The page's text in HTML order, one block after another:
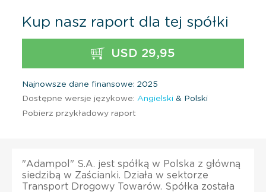
Kup nasz raport dla tej spółki
USD 29,95
Najnowsze dane finansowe: 2025
Dostępne wersje językowe: Angielski & Polski
Pobierz przykładowy raport
"Adampol" S.A. jest spółką w Polska z główną
siedzibą w Zaścianki. Działa w sektorze
Transport Drogowy Towarów. Spółka została